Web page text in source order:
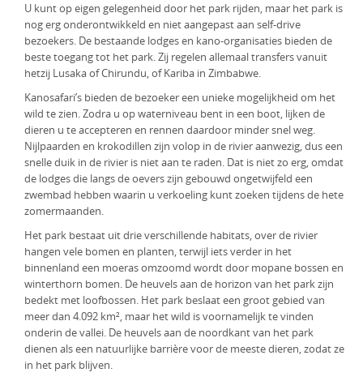
U kunt op eigen gelegenheid door het park rijden, maar het park is
nog erg onderontwikkeld en niet aangepast aan self-drive
bezoekers. De bestaande lodges en kano-organisaties bieden de
beste toegang tot het park. Zij regelen allemaal transfers vanuit
hetzij Lusaka of Chirundu, of Kariba in Zimbabwe.
Kanosafari’s bieden de bezoeker een unieke mogelijkheid om het
wild te zien. Zodra u op waterniveau bent in een boot, lijken de
dieren u te accepteren en rennen daardoor minder snel weg.
Nijlpaarden en krokodillen zijn volop in de rivier aanwezig, dus een
snelle duik in de rivier is niet aan te raden. Dat is niet zo erg, omdat
de lodges die langs de oevers zijn gebouwd ongetwijfeld een
zwembad hebben waarin u verkoeling kunt zoeken tijdens de hete
zomermaanden.
Het park bestaat uit drie verschillende habitats, over de rivier
hangen vele bomen en planten, terwijl iets verder in het
binnenland een moeras omzoomd wordt door mopane bossen en
winterthorn bomen. De heuvels aan de horizon van het park zijn
bedekt met loofbossen. Het park beslaat een groot gebied van
meer dan 4.092 km², maar het wild is voornamelijk te vinden
onderin de vallei. De heuvels aan de noordkant van het park
dienen als een natuurlijke barrière voor de meeste dieren, zodat ze
in het park blijven.